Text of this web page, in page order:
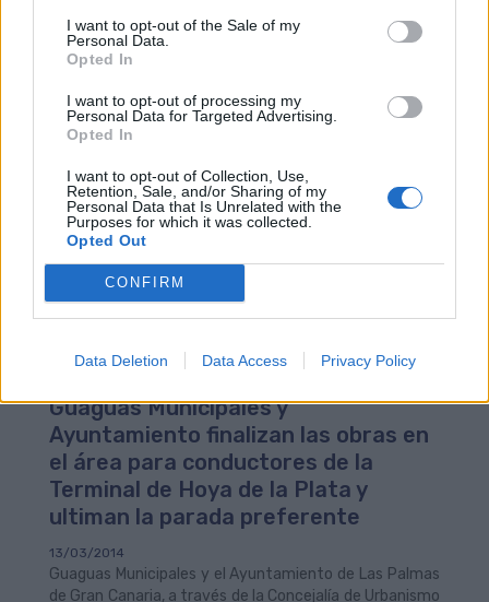
I want to opt-out of the Sale of my
Personal Data.
Opted In
I want to opt-out of processing my
Personal Data for Targeted Advertising.
Opted In
I want to opt-out of Collection, Use,
Retention, Sale, and/or Sharing of my
Personal Data that Is Unrelated with the
Purposes for which it was collected.
Opted Out
CONFIRM
Data Deletion Data Access Privacy Policy
Guaguas divulga los valores del
transporte público a escolares a
través de la campaña ‘Hoy viajamos
en guagua’
21/03/2014
marzo, una charla teórica y práctica a alumnos de
quinto y sexto de Primaria del CEIP Iberia, en el marco
de la campaña ‘Hoy viajamos en guagua’, que realiza la
empresa de transporte para el fomento y promoción
del transporte público entre los escolares. Personal de
la compañía municipal se ha desplazado a las
instalaciones del colegio público en la calle Profesor
horas la actividad... LEER MÁS
Guaguas Municipales y
Ayuntamiento finalizan las obras en
el área para conductores de la
Terminal de Hoya de la Plata y
ultiman la parada preferente
13/03/2014
Guaguas Municipales y el Ayuntamiento de Las Palmas
de Gran Canaria, a través de la Concejalía de Urbanismo